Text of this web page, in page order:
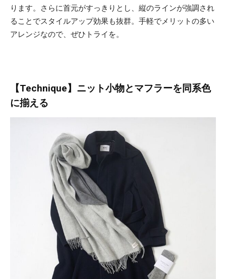
ります。さらに首元がすっきりとし、縦のラインが強調され
ることでスタイルアップ効果も抜群。手軽でメリットの多い
アレンジなので、ぜひトライを。
【Technique】ニット小物とマフラーを同系色
に揃える